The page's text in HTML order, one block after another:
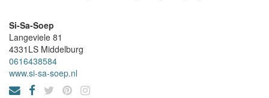
Si-Sa-Soep
Langeviele 81
4331LS Middelburg
0616438584
www.si-sa-soep.nl